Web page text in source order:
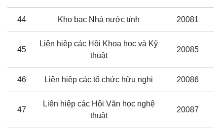
44 Kho bạc Nhà nước tỉnh 20081
45
Liên hiệp các Hội Khoa học và Kỹ
thuật
20085
46 Liên hiệp các tổ chức hữu nghị 20086
47
Liên hiệp các Hội Văn học nghệ
thuật
20087